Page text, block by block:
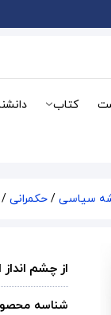
کتاب
سیاسی / حکمرانی /
از چشم انداز امام
شناسه